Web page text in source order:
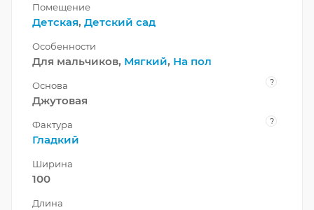
Помещение
Детская, Детский сад
Особенности
Для мальчиков, Мягкий, На пол
Основа ?
Джутовая
Фактура ?
Гладкий
Ширина
100
Длина